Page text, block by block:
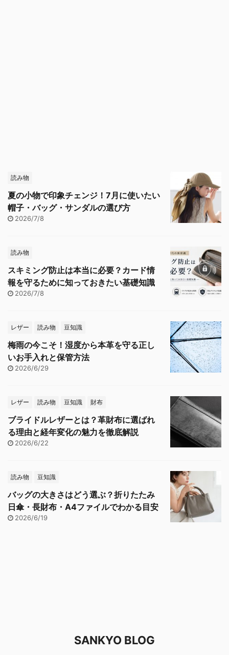
読み物
夏の小物で印象チェンジ！7月に使いたい
帽子・バッグ・サンダルの選び方
2026/7/8
読み物
スキミング防止は本当に必要？カード情
報を守るために知っておきたい基礎知識
2026/7/8
レザー 読み物 豆知識
梅雨の今こそ！湿度から本革を守る正し
いお手入れと保管方法
2026/6/29
レザー 読み物 豆知識 財布
ブライドルレザーとは？革財布に選ばれ
る理由と経年変化の魅力を徹底解説
2026/6/22
読み物 豆知識
バッグの大きさはどう選ぶ？折りたたみ
日傘・長財布・A4ファイルでわかる目安
2026/6/19
SANKYO BLOG